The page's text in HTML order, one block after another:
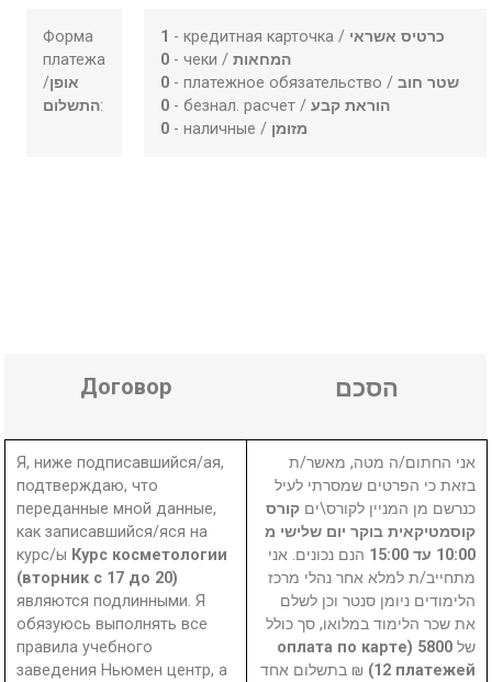
Форма
платежа
/אופן
התשלום:
1 - кредитная карточка / כרטיס אשראי
0 - чеки /המחאות
0 - платежное обязательство /שטר חוב
0 - безнал. расчет /הוראת קבע
0 - наличные / מזומן
Договор הסכם
Я, ниже подписавшийся/ая,
подтверждаю, что
переданные мной данные,
как записавшийся/яся на
курс/ы Курс косметологии
(вторник с 17 до 20)
являются подлинными. Я
обязуюсь выполнять все
правила учебного
заведения Ньюмен центр, а
אני החתום/ה מטה, מאשר/ת
בזאת כי הפרטים שמסרתי לעיל
כנרשם מן המניין לקורס\ים קורס
קוסמטיקאית בוקר יום שלישי מ
10:00 עד 15:00
הנם נכונים. אני
מתחייב/ת למלא אחר נהלי מרכז
הלימודים ניומן סנטר וכן לשלם
את שכר הלימוד במלואו, סך כולל
של
5800 (оплата по карте
12 платежей)
₪ בתשלום אחד